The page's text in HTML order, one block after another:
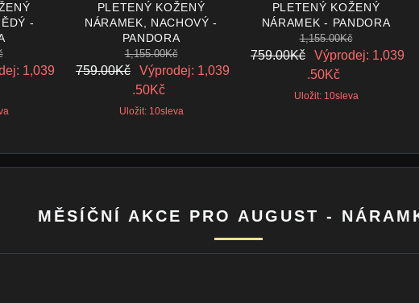
-
1,039
PLETENÝ KOŽENÝ
NÁRAMEK, NACHOVÝ -
PANDORA
1,155.00Kč
759.00Kč
Výprodej: 1,039
.50Kč
Uložit: 10sleva
PLETENÝ KOŽENÝ
NÁRAMEK - PANDORA
1,155.00Kč
759.00Kč
Výprodej: 1,039
.50Kč
Uložit: 10sleva
MĚSÍČNÍ AKCE PRO AUGUST -